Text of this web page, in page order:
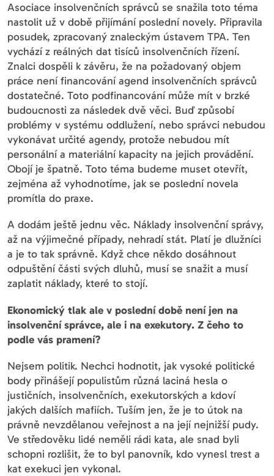
Asociace insolvenčních správců se snažila toto téma
nastolit už v době přijímání poslední novely. Připravila
posudek, zpracovaný znaleckým ústavem TPA. Ten
vychází z reálných dat tisíců insolvenčních řízení.
Znalci dospěli k závěru, že na požadovaný objem
práce není financování agend insolvenčních správců
dostatečné. Toto podfinancování může mít v brzké
budoucnosti za následek dvě věci. Buď způsobí
problémy v systému oddlužení, nebo správci nebudou
vykonávat určité agendy, protože nebudou mít
personální a materiální kapacity na jejich provádění.
Obojí je špatně. Toto téma budeme muset otevřít,
zejména až vyhodnotíme, jak se poslední novela
promítla do praxe.
A dodám ještě jednu věc. Náklady insolvenční správy,
až na výjimečné případy, nehradí stát. Platí je dlužníci
a je to tak správně. Když chce někdo dosáhnout
odpuštění části svých dluhů, musí se snažit a musí
zaplatit náklady, které to stojí.
Ekonomický tlak ale v poslední době není jen na
insolvenční správce, ale i na exekutory. Z čeho to
podle vás pramení?
Nejsem politik. Nechci hodnotit, jak vysoké politické
body přinášejí populistům různá laciná hesla o
justičních, insolvenčních, exekutorských a kdoví
jakých dalších mafiích. Tuším jen, že je to útok na
právně nevzdělanou veřejnost a na její nejnižší pudy.
Ve středověku lidé neměli rádi kata, ale snad byli
schopni rozlišit, že to byl panovník, kdo vynesl trest a
kat exekuci jen vykonal.